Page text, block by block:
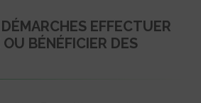
EFFECTUER
BÉNÉFICIER DES